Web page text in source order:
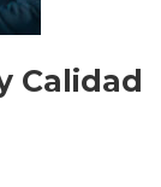
Calidad